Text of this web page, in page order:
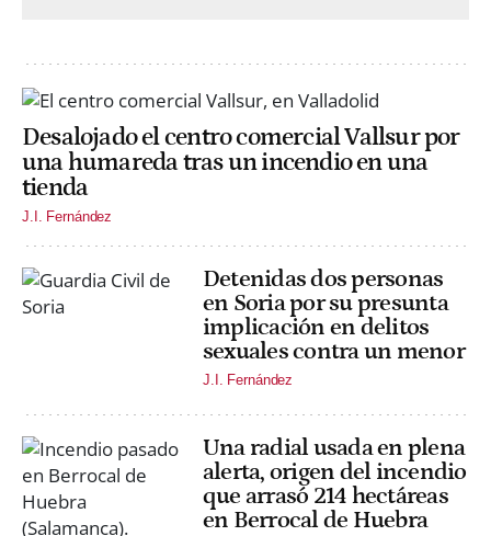
Desalojado el centro comercial Vallsur por
una humareda tras un incendio en una
tienda
J.I. Fernández
Detenidas dos personas
en Soria por su presunta
implicación en delitos
sexuales contra un menor
J.I. Fernández
Una radial usada en plena
alerta, origen del incendio
que arrasó 214 hectáreas
en Berrocal de Huebra